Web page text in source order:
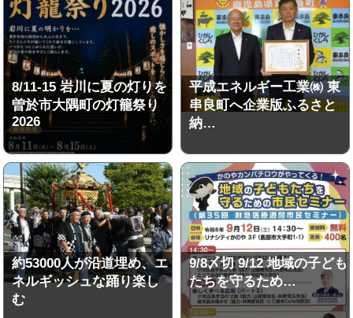
8/11-15 岩川に夏の灯りを
曽於市大隅町の灯籠祭り
2026
平成エネルギー工業㈱ 東
串良町へ企業版ふるさと
納…
約53000人が沿道埋め、エ
ネルギッシュな踊り楽し
む
9/8〆切 9/12 地域の子ども
たちを守るため…